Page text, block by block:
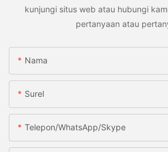
kunjungi situs web atau hubungi
pertanyaan atau
Nama
Surel
Telepon/WhatsApp/Skype